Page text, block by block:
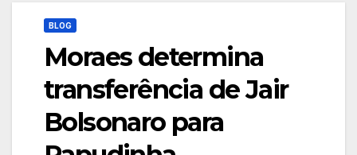
BLOG
Moraes determina
transferência de Jair
Bolsonaro para